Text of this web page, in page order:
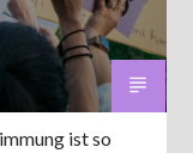
ist so